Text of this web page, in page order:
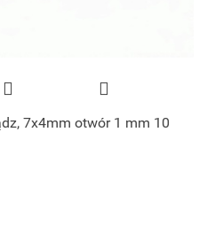
7x4mm otwór 1 mm 10